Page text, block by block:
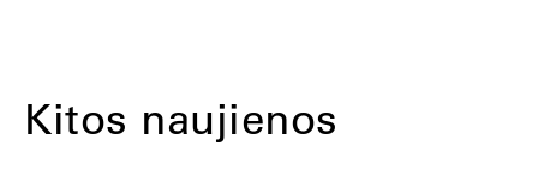
Kitos naujienos